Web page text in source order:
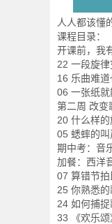
人人都该懂
课程目录：
开课前，我
22 一段旋律
16 乐曲难道
06 一张纸就
第二周 改变
20 什么样的
05 蟋蟀的叫
期中考：音
加餐：西洋
07 算错节拍
25 你熟悉的
24 如何捕捉
33 《欢乐颂